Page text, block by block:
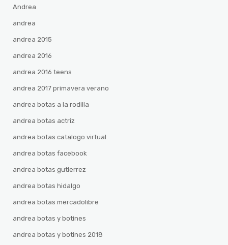
Andrea
andrea
andrea 2015
andrea 2016
andrea 2016 teens
andrea 2017 primavera verano
andrea botas a la rodilla
andrea botas actriz
andrea botas catalogo virtual
andrea botas facebook
andrea botas gutierrez
andrea botas hidalgo
andrea botas mercadolibre
andrea botas y botines
andrea botas y botines 2018